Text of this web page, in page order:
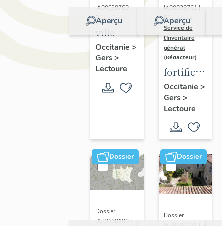
Aperçu
IA00038760 |
Réalisé par
ville
Occitanie >
Gers>
Lectoure
Aperçu
IA00038761 |
Réalisé par
Service de
l'Inventaire
général
(Rédacteur)
fortification
Occitanie >
Gers>
Lectoure
Dossier
Dossier
IA32000100 |
Dossier
Dossier